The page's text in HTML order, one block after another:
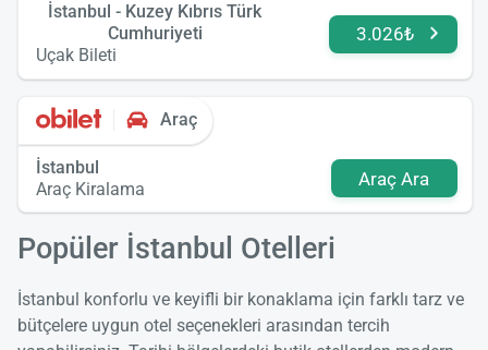
İstanbul - Kuzey Kıbrıs Türk
Cumhuriyeti
Uçak Bileti
3.026₺
Araç
İstanbul
Araç Kiralama
Araç Ara
Popüler İstanbul Otelleri
İstanbul konforlu ve keyifli bir konaklama için farklı tarz ve
bütçelere uygun otel seçenekleri arasından tercih